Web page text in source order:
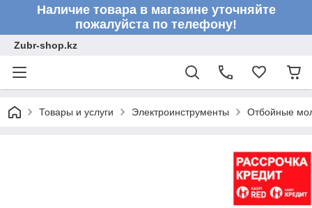
Наличие товара в магазине уточняйте
пожалуйста по телефону!
Zubr-shop.kz
Товары и услуги Электроинструменты Отбойные